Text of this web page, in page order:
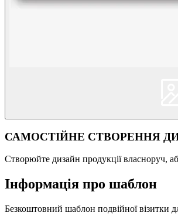
САМОСТІЙНЕ СТВОРЕННЯ
Створюйте дизайн продукції власноруч,
Інформація про шаблон
Безкоштовний шаблон подвійної візитки